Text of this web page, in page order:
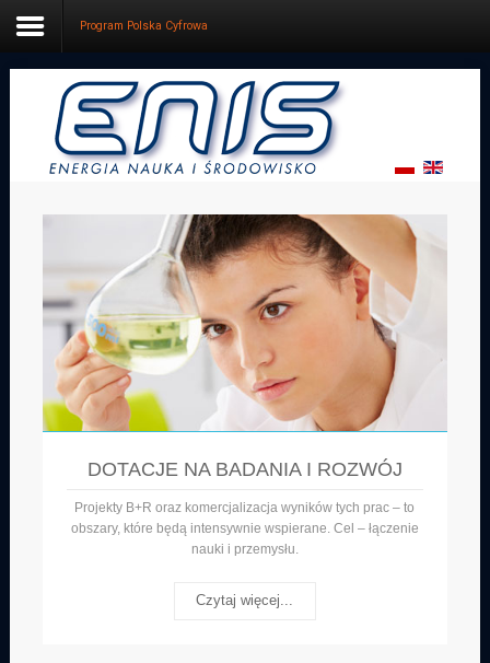
Oferta
Firma
Kontakt
Program Polska Cyfrowa
DOTACJE NA BADANIA I ROZWÓJ
Projekty B+R oraz komercjalizacja wyników tych prac – to
obszary, które będą intensywnie wspierane. Cel – łączenie
nauki i przemysłu.
Czytaj więcej...